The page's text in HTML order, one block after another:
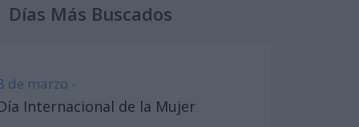
Días Más Buscados
de marzo -
Internacional de la Mujer